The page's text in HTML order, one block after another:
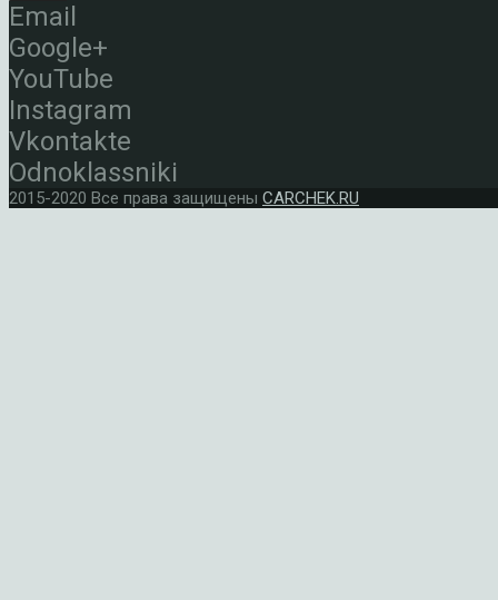
Email
Google+
YouTube
Instagram
Vkontakte
Odnoklassniki
2015-2020 Все права защищены CARCHEK.RU